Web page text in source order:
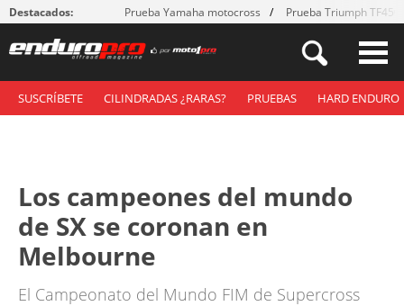
Destacados: Prueba Yamaha motocross Prueba Triumph
SUSCRÍBETE CILINDRADAS ¿RARAS? PRUEBAS HARD ENDURO
Los campeones del mundo
de SX se coronan en
Melbourne
El Campeonato del Mundo FIM de Supercross